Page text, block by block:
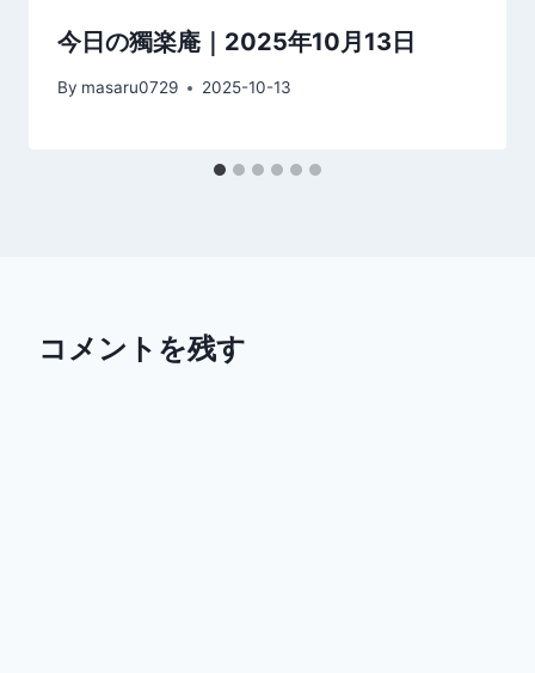
今日の獨楽庵｜2025年10月13日
By masaru0729 2025-10-13
コメントを残す